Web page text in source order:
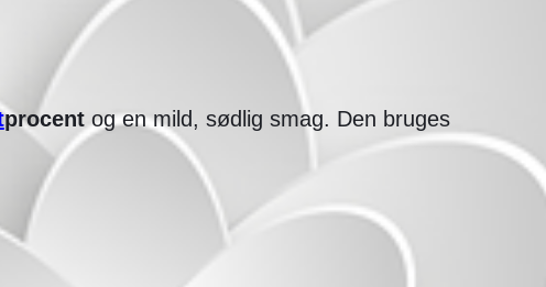
procentog en mild, sødlig smag. Den bruges